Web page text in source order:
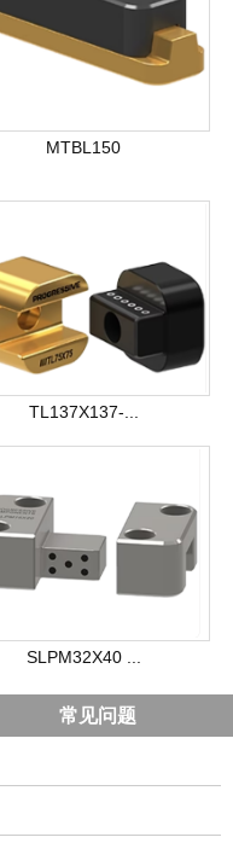
MTBL150
TL137X137-...
SLPM32X40 ...
常见问题